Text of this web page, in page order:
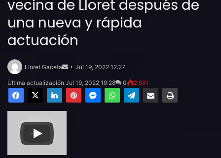
vecina de Lloret después de
una nueva y rápida
actuación
Lloret Gaceta
email
Jul 19, 2022 12:27
Última actualización Jul 19, 2022 19:28 0 2.681
Facebook
X LinkedInPinterestMessengerWhatsAppTelegramCompartir por email Imprimir